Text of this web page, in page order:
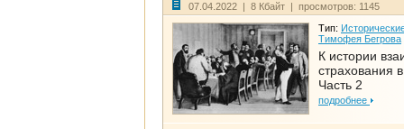
07.04.2022 | 8 Кбайт | просмотров: 1145
Тип:
Тимофея Бегрова
К истории
страхования
Часть 2
подробнее